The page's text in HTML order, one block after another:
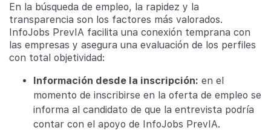
En la búsqueda de empleo, la rapidez y la
transparencia son los factores más valorados.
InfoJobs PrevIA facilita una conexión temprana con
las empresas y asegura una evaluación de los perfiles
con total objetividad:
Información desde la inscripción: en el
momento de inscribirse en la oferta de empleo se
informa al candidato de que la entrevista podría
contar con el apoyo de InfoJobs PrevIA.